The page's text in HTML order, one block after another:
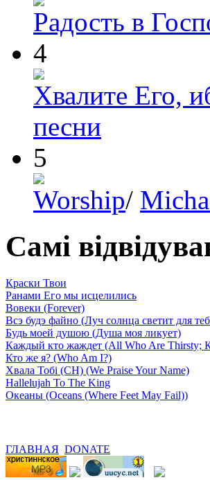
Радость в
4
Хвалите Его,
песни
5
Worship/
Самі
Краски Твои
Ранами Его мы исцелились
Вовеки (Forever)
Всэ будэ файно (Луч солнца светит для
Будь моей душою (Душа моя ликует)
Каждый кто жаждет (All Who Are Thirsty;
Кто же я? (Who Am I?)
Хвала Тобі (СН) (We Praise Your Name)
Hallelujah To The King
Океаны (Oceans (Where Feet May Fail))
ГЛАВНАЯ DONATE